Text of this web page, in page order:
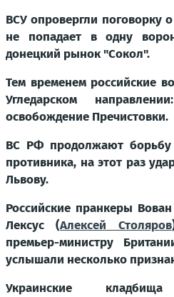
ВСУ опровергли поговорку
не попадает в одну
донецкий рынок "Сокол".
Тем временем российские
Угледарском
освобождение Пречистовки.
ВС РФ продолжают борьбу
противника, на этот раз
Львову.
Российские пранкеры
Лексус (Алексей Столяров
премьер-министру
услышали несколько
Украинские